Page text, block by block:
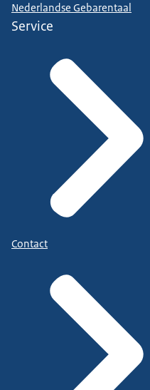
Nederlandse Gebarentaal
Service
Contact